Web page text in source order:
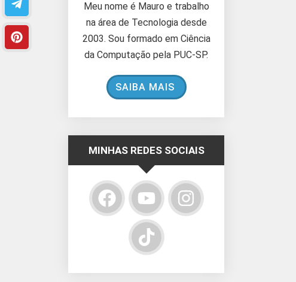
Meu nome é Mauro e trabalho
na área de Tecnologia desde
2003. Sou formado em Ciência
da Computação pela PUC-SP.
SAIBA MAIS
MINHAS REDES SOCIAIS